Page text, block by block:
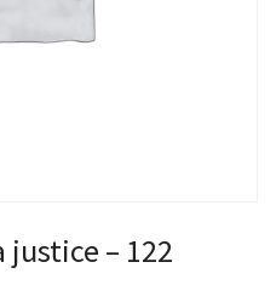
justice – 122